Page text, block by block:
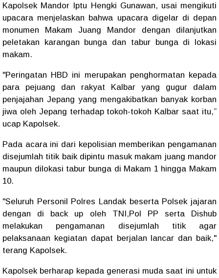
Kapolsek Mandor Iptu Hengki Gunawan, usai mengikuti
upacara menjelaskan bahwa upacara digelar di depan
monumen Makam Juang Mandor dengan dilanjutkan
peletakan karangan bunga dan tabur bunga di lokasi
makam.
"Peringatan HBD ini merupakan penghormatan kepada
para pejuang dan rakyat Kalbar yang gugur dalam
penjajahan Jepang yang mengakibatkan banyak korban
jiwa oleh Jepang terhadap tokoh-tokoh Kalbar saat itu,”
ucap Kapolsek.
Pada acara ini dari kepolisian memberikan pengamanan
disejumlah titik baik dipintu masuk makam juang mandor
maupun dilokasi tabur bunga di Makam 1 hingga Makam
10.
"Seluruh Personil Polres Landak beserta Polsek jajaran
dengan di back up oleh TNI,Pol PP serta Dishub
melakukan pengamanan disejumlah titik agar
pelaksanaan kegiatan dapat berjalan lancar dan baik,"
terang Kapolsek.
Kapolsek berharap kepada generasi muda saat ini untuk